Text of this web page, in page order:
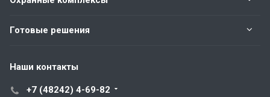
Готовые решения
Наши контакты
+7 (48242) 4-69-82